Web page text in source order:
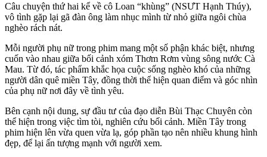
Câu chuyện thứ hai kể về cô Loan “khùng” (NSƯT Hạnh Thúy),
vô tình gặp lại gã đàn ông làm nhục mình từ nhỏ giữa ngôi chùa
nghèo rách nát.
Mỗi người phụ nữ trong phim mang một số phận khác biệt, nhưng
cuốn vào nhau giữa bối cảnh xóm Thơm Rơm vùng sông nước Cà
Mau. Từ đó, tác phẩm khắc họa cuộc sống nghèo khó của những
người dân quê miền Tây, đồng thời thể hiện quan điểm và góc nhìn
của phụ nữ nơi đây về tình yêu.
Bên cạnh nội dung, sự đầu tư của đạo diễn Bùi Thạc Chuyên còn
thể hiện trong việc tìm tòi, nghiên cứu bối cảnh. Miền Tây trong
phim hiện lên vừa quen vừa lạ, góp phần tạo nên nhiều khung hình
đẹp, để lại ấn tượng mạnh với người xem.